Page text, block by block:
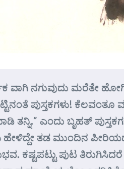
ವಾಗಿ ನಗುವುದು ಮರೆತೇ
ಪುಸ್ತಕಗಳು!
ತನ್ನಿ.” ಎಂದು ಬೃಹತ್
ತಡ ಮುಂದಿನ
ಕಷ್ಟಪಟ್ಟು ಪುಟ